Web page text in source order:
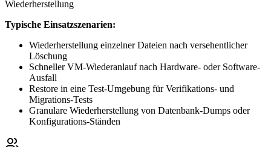
Wiederherstellung
Typische Einsatzszenarien:
Wiederherstellung einzelner Dateien nach versehentlicher
Löschung
Schneller VM-Wiederanlauf nach Hardware- oder Software-
Ausfall
Restore in eine Test-Umgebung für Verifikations- und
Migrations-Tests
Granulare Wiederherstellung von Datenbank-Dumps oder
Konfigurations-Ständen